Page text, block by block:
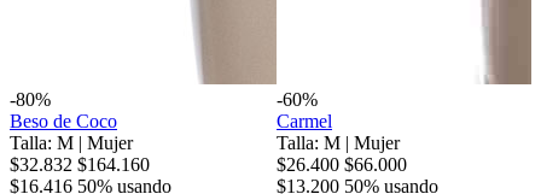
-80%
Beso de Coco
Talla: M | Mujer
$32.832 $164.160
$16.416 50% usando
-60%
Carmel
Talla: M | Mujer
$26.400 $66.000
$13.200 50% usando